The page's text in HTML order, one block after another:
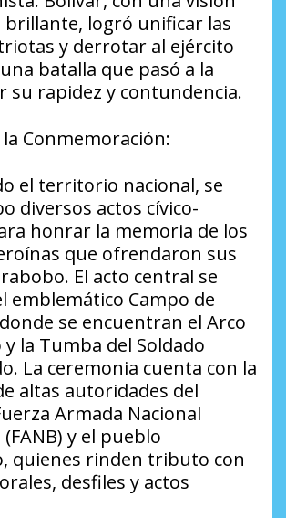
brillante, logró unificar las
y derrotar al ejército
batalla que pasó a la
su rapidez y contundencia.
Conmemoración:
el territorio nacional, se
diversos actos cívico-
honrar la memoria de los
que ofrendaron sus
El acto central se
emblemático Campo de
se encuentran el Arco
la Tumba del Soldado
La ceremonia cuenta con la
altas autoridades del
Armada Nacional
y el pueblo
quienes rinden tributo con
desfiles y actos